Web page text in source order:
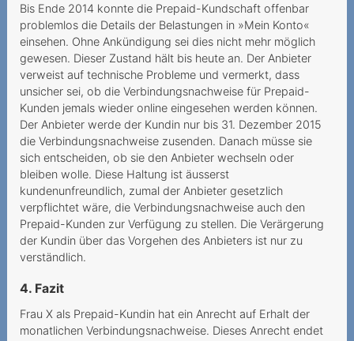
Bis Ende 2014 konnte die Prepaid-Kundschaft offenbar
problemlos die Details der Belastungen in »Mein Konto«
einsehen. Ohne Ankündigung sei dies nicht mehr möglich
gewesen. Dieser Zustand hält bis heute an. Der Anbieter
verweist auf technische Probleme und vermerkt, dass
unsicher sei, ob die Verbindungsnachweise für Prepaid-
Kunden jemals wieder online eingesehen werden können.
Der Anbieter werde der Kundin nur bis 31. Dezember 2015
die Verbindungsnachweise zusenden. Danach müsse sie
sich entscheiden, ob sie den Anbieter wechseln oder
bleiben wolle. Diese Haltung ist äusserst
kundenunfreundlich, zumal der Anbieter gesetzlich
verpflichtet wäre, die Verbindungsnachweise auch den
Prepaid-Kunden zur Verfügung zu stellen. Die Verärgerung
der Kundin über das Vorgehen des Anbieters ist nur zu
verständlich.
4. Fazit
Frau X als Prepaid-Kundin hat ein Anrecht auf Erhalt der
monatlichen Verbindungsnachweise. Dieses Anrecht endet
Gbit s erhalten
Finanzielle Notlage
ausgenutzt
Gehört die Schweiz zur EU
Auf Falschauskünfte der
Mitarbeitenden darf man
sich verlass
Corona-Pandemie führt zu
teurer Flugannullierung
Nachschieben von
fantomes
Une demande de résiliation